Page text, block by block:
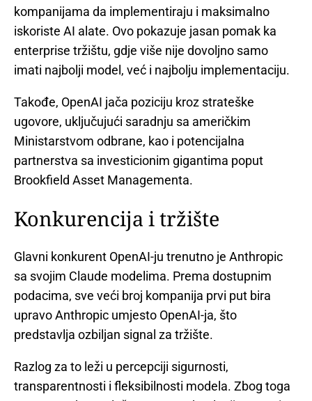
kompanijama da implementiraju i maksimalno
iskoriste AI alate. Ovo pokazuje jasan pomak ka
enterprise tržištu, gdje više nije dovoljno samo
imati najbolji model, već i najbolju implementaciju.
Takođe, OpenAI jača poziciju kroz strateške
ugovore, uključujući saradnju sa američkim
Ministarstvom odbrane, kao i potencijalna
partnerstva sa investicionim gigantima poput
Brookfield Asset Managementa.
Konkurencija i tržište
Glavni konkurent OpenAI-ju trenutno je Anthropic
sa svojim Claude modelima. Prema dostupnim
podacima, sve veći broj kompanija prvi put bira
upravo Anthropic umjesto OpenAI-ja, što
predstavlja ozbiljan signal za tržište.
Razlog za to leži u percepciji sigurnosti,
transparentnosti i fleksibilnosti modela. Zbog toga